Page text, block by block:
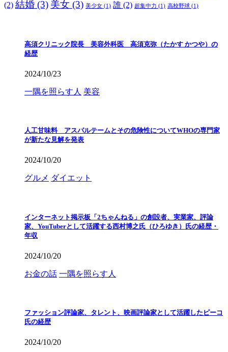
(2) 結婚 (3) 美女 (3) 美少女 (1) 誰 (2) 超集中力 (1) 高校野球 (1)
高須クリニック院長 美容外科医 高須克弥（たかす かつや）の
経歴
2024/10/23
一隅を照らす人 美容
人工甘味料 アスパルテームとその危険性についてWHOの専門家
が新たな見解を発表
2024/10/20
グルメ ダイエット
インターネット掲示板「2ちゃんねる」の創設者、実業家、評論
家、YouTuberとして活躍する西村博之氏（ひろゆき）氏の経歴・
年収
2024/10/20
お金の話 一隅を照らす人
ファッション評論家、タレント、映画評論家として活躍したピーコ
氏の経歴
2024/10/20